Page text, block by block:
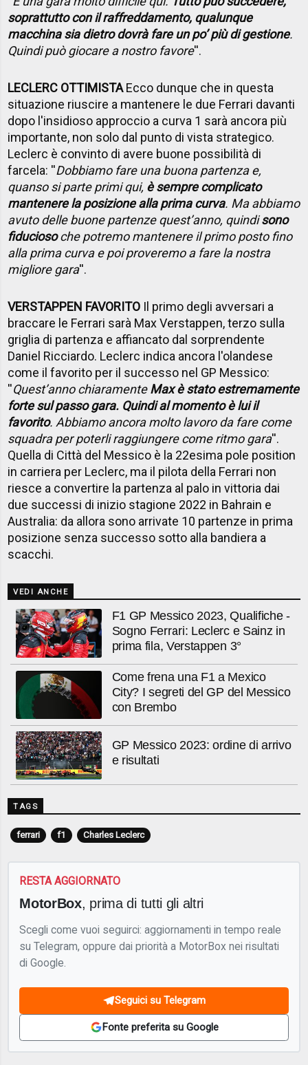
soprattutto con il raffreddamento, qualunque
macchina sia dietro dovrà fare un po’ più di gestione.
Quindi può giocare a nostro favore''.
LECLERC OTTIMISTAEcco dunque che in questa
situazione riuscire a mantenere le due Ferrari davanti
dopo l'insidioso approccio a curva 1 sarà ancora più
importante, non solo dal punto di vista strategico.
Leclerc è convinto di avere buone possibilità di
farcela: ''Dobbiamo fare una buona partenza e,
quanso si parte primi qui, è sempre complicato
mantenere la posizione alla prima curva. Ma abbiamo
avuto delle buone partenze quest’anno, quindisono
fiduciosoche potremo mantenere il primo posto fino
alla prima curva e poi proveremo a fare la nostra
migliore gara''.
VERSTAPPEN FAVORITO Il primo degli avversari a
braccare le Ferrari sarà Max Verstappen, terzo sulla
griglia di partenza e affiancato dal sorprendente
Daniel Ricciardo. Leclerc indica ancora l'olandese
come il favorito per il successo nel GP Messico:
''Quest’anno chiaramenteMax è stato estremamente
forte sul passo gara. Quindi al momento è lui il
favorito. Abbiamo ancora molto lavoro da fare come
squadra per poterli raggiungere come ritmo gara''.
Quella di Città del Messico è la 22esima pole position
in carriera per Leclerc, ma il pilota della Ferrari non
riesce a convertire la partenza al palo in vittoria dai
due successi di inizio stagione 2022 in Bahrain e
Australia: da allora sono arrivate 10 partenze in prima
posizione senza successo sotto alla bandiera a
scacchi.
VEDI ANCHE
F1 GP Messico 2023, Qualifiche -
Sogno Ferrari: Leclerc e Sainz in
prima fila, Verstappen 3°
Come frena una F1 a Mexico
City? I segreti del GP del Messico
con Brembo
GP Messico 2023: ordine di arrivo
e risultati
TAGS
ferrari f1 Charles Leclerc
RESTA AGGIORNATO
MotorBox, prima di tutti gli altri
Scegli come vuoi seguirci: aggiornamenti in tempo reale
su Telegram, oppure dai priorità a MotorBox nei risultati
di Google.
Seguici su Telegram
Fonte preferita su Google